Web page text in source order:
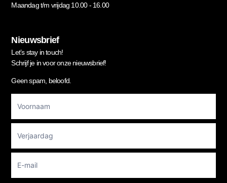
Maandag t/m vrijdag 10.00 - 16.00
Nieuwsbrief
Let’s stay in touch!
Schrijf je in voor onze nieuwsbrief!
Geen spam, beloofd.
Newsletter